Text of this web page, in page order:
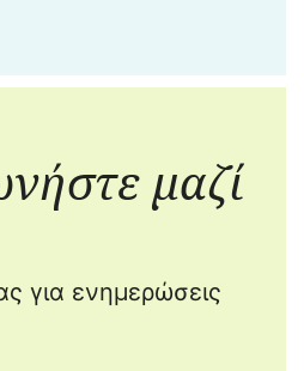
μαζί
για ενημερώσεις